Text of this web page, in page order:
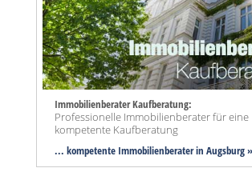
Immobilienberater Kaufberatung:
Professionelle Immobilienberater für eine
kompetente Kaufberatung
... kompetente Immobilienberater in Augsburg »